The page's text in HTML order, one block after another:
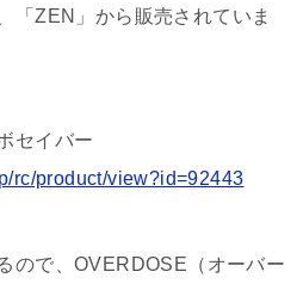
「ZEN」から販売されていま
セイバー
rc/product/view?id=92443
ので、OVERDOSE（オーバー